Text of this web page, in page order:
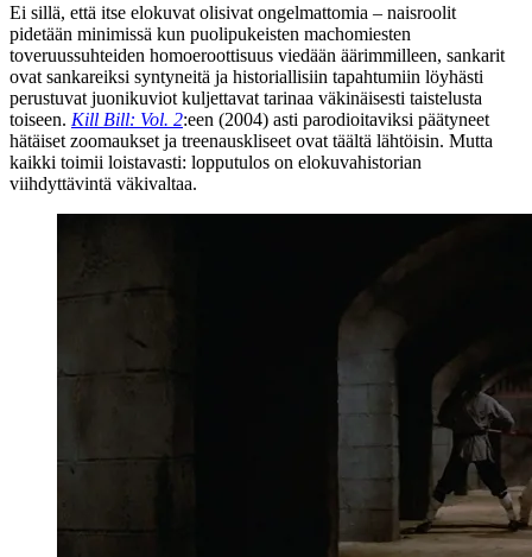
Ei sillä, että itse elokuvat olisivat ongelmattomia – naisroolit
pidetään minimissä kun puolipukeisten machomiesten
toveruussuhteiden homoeroottisuus viedään äärimmilleen, sankarit
ovat sankareiksi syntyneitä ja historiallisiin tapahtumiin löyhästi
perustuvat juonikuviot kuljettavat tarinaa väkinäisesti taistelusta
toiseen. Kill Bill: Vol. 2:een (2004) asti parodioitaviksi päätyneet
hätäiset zoomaukset ja treenauskliseet ovat täältä lähtöisin. Mutta
kaikki toimii loistavasti: lopputulos on elokuvahistorian
viihdyttävintä väkivaltaa.